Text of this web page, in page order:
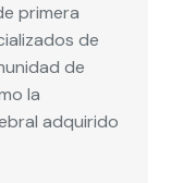
primera
de
de
la
adquirido